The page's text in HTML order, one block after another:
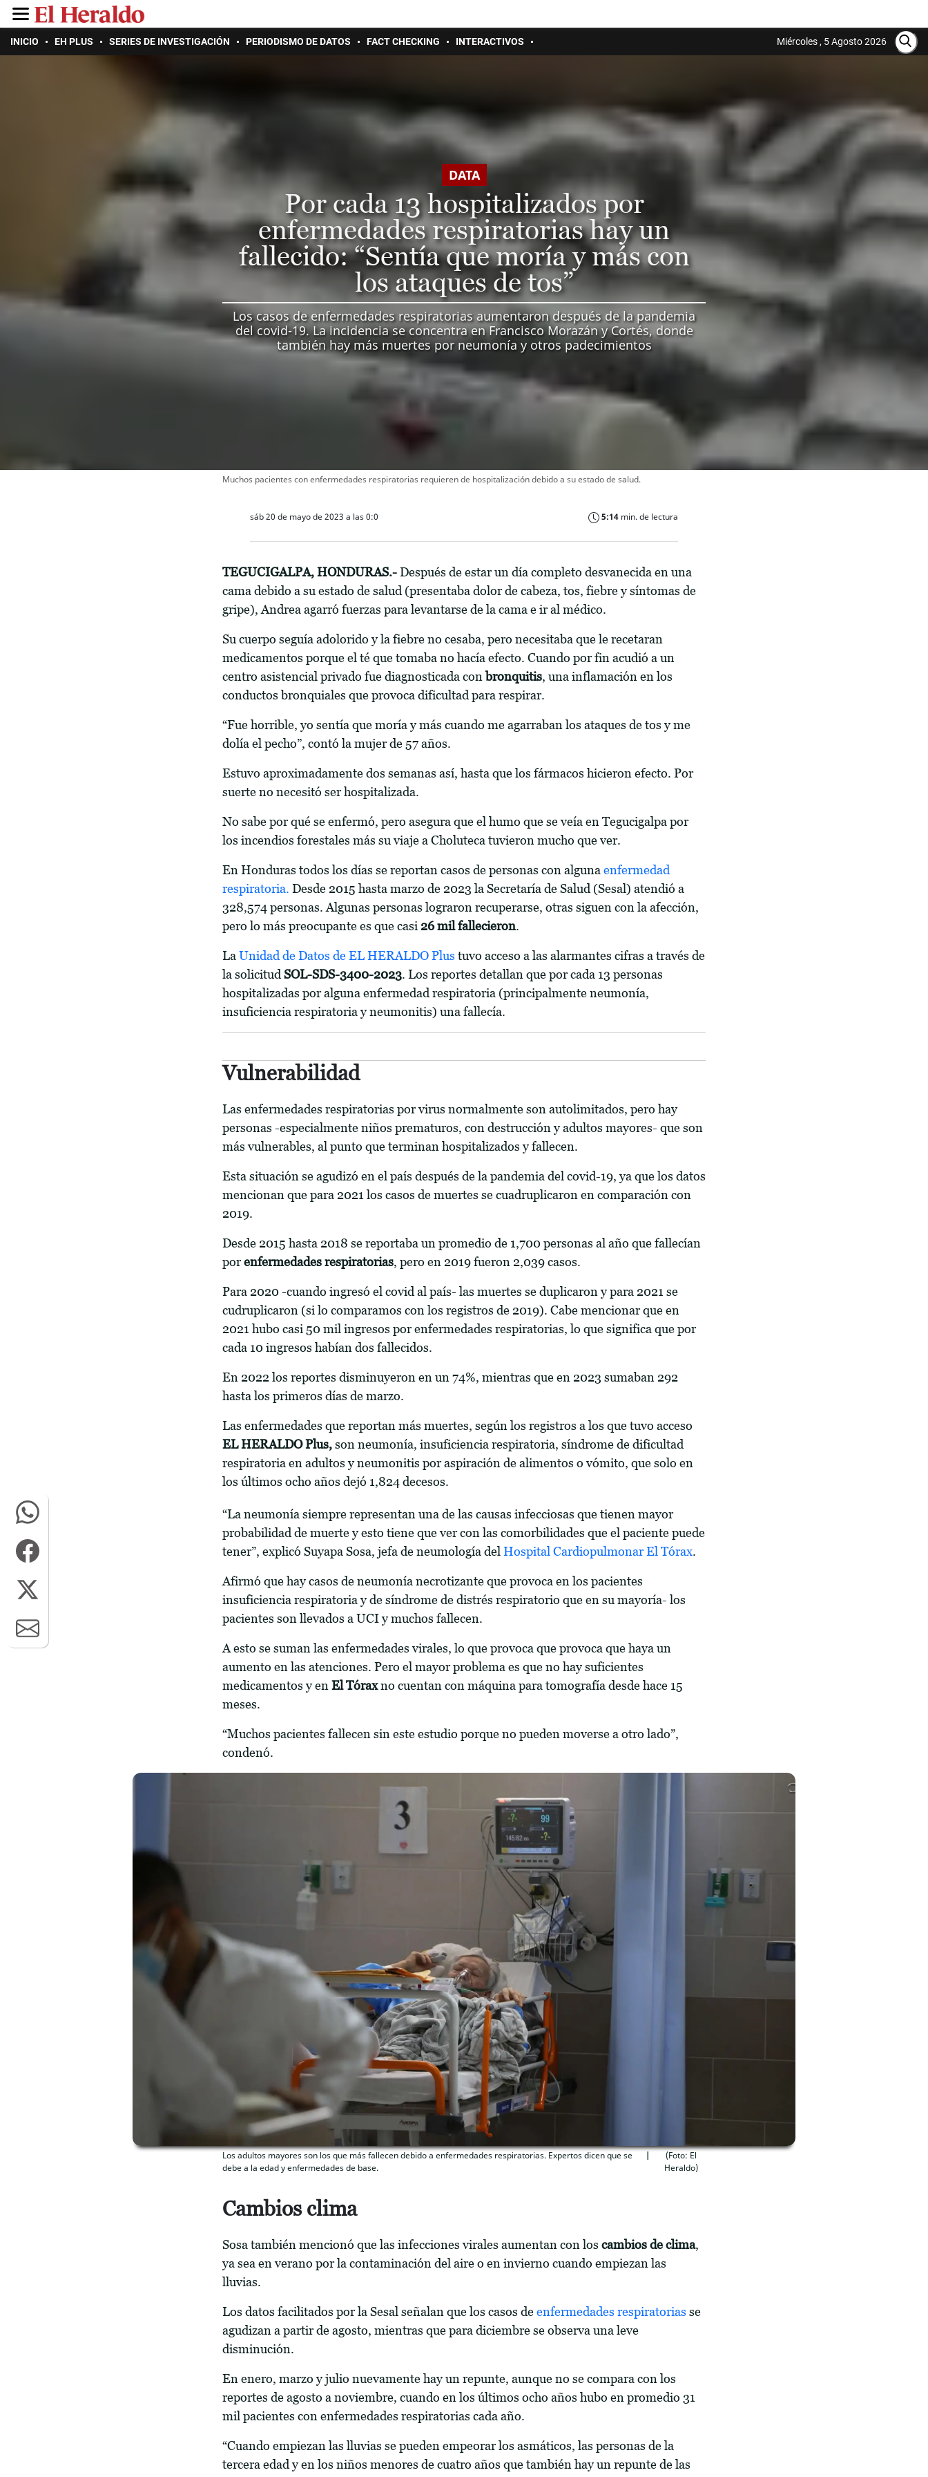
INICIO EH PLUS SERIES DE INVESTIGACIÓN PERIODISMO DE DATOS FACT CHECKING INTERACTIVOS Miércoles , 5 Agosto 2026
DATA
Por cada 13 hospitalizados por
enfermedades respiratorias hay un
fallecido: “Sentía que moría y más con
los ataques de tos”
Los casos de enfermedades respiratorias aumentaron después de la pandemia
del covid-19. La incidencia se concentra en Francisco Morazán y Cortés, donde
también hay más muertes por neumonía y otros padecimientos
Muchos pacientes con enfermedades respiratorias requieren de hospitalización debido a su estado de salud.
sáb 20 de mayo de 2023 a las 0:0 5:14 min. de lectura
TEGUCIGALPA, HONDURAS.-Después de estar un día completo desvanecida en una
cama debido a su estado de salud (presentaba dolor de cabeza, tos, fiebre y síntomas de
gripe), Andrea agarró fuerzas para levantarse de la cama e ir al médico.
Su cuerpo seguía adolorido y la fiebre no cesaba, pero necesitaba que le recetaran
medicamentos porque el té que tomaba no hacía efecto. Cuando por fin acudió a un
centro asistencial privado fue diagnosticada conbronquitis, una inflamación en los
conductos bronquiales que provoca dificultad para respirar.
“Fue horrible, yo sentía que moría y más cuando me agarraban los ataques de tos y me
dolía el pecho”, contó la mujer de 57 años.
Estuvo aproximadamente dos semanas así, hasta que los fármacos hicieron efecto. Por
suerte no necesitó ser hospitalizada.
No sabe por qué se enfermó, pero asegura que el humo que se veía en Tegucigalpa por
los incendios forestales más su viaje a Choluteca tuvieron mucho que ver.
En Honduras todos los días se reportan casos de personas con alguna enfermedad
respiratoria. Desde 2015 hasta marzo de 2023 la Secretaría de Salud (Sesal) atendió a
328,574 personas. Algunas personas lograron recuperarse, otras siguen con la afección,
pero lo más preocupante es que casi 26 mil fallecieron.
La Unidad de Datos de EL HERALDO Plus tuvo acceso a las alarmantes cifras a través de
la solicitud SOL-SDS-3400-2023. Los reportes detallan que por cada 13 personas
hospitalizadas por alguna enfermedad respiratoria (principalmente neumonía,
insuficiencia respiratoria y neumonitis) una fallecía.
Vulnerabilidad
Las enfermedades respiratorias por virus normalmente son autolimitados, pero hay
personas -especialmente niños prematuros, con destrucción y adultos mayores- que son
más vulnerables, al punto que terminan hospitalizados y fallecen.
Esta situación se agudizó en el país después de la pandemia del covid-19, ya que los datos
mencionan que para 2021 los casos de muertes se cuadruplicaron en comparación con
2019.
Desde 2015 hasta 2018 se reportaba un promedio de 1,700 personas al año que fallecían
porenfermedades respiratorias, pero en 2019 fueron 2,039 casos.
Para 2020 -cuando ingresó el covid al país- las muertes se duplicaron y para 2021 se
cudruplicaron (si lo comparamos con los registros de 2019). Cabe mencionar que en
2021 hubo casi 50 mil ingresos por enfermedades respiratorias, lo que significa que por
cada 10 ingresos habían dos fallecidos.
En 2022 los reportes disminuyeron en un 74%, mientras que en 2023 sumaban 292
hasta los primeros días de marzo.
Las enfermedades que reportan más muertes, según los registros a los que tuvo acceso
EL HERALDO Plus,son neumonía, insuficiencia respiratoria, síndrome de dificultad
respiratoria en adultos y neumonitis por aspiración de alimentos o vómito, que solo en
los últimos ocho años dejó 1,824 decesos.
“La neumonía siempre representan una de las causas infecciosas que tienen mayor
probabilidad de muerte y esto tiene que ver con las comorbilidades que el paciente puede
tener”, explicó Suyapa Sosa, jefa de neumología del Hospital Cardiopulmonar El Tórax.
Afirmó que hay casos de neumonía necrotizante que provoca en los pacientes
insuficiencia respiratoria y de síndrome de distrés respiratorio que en su mayoría- los
pacientes son llevados a UCI y muchos fallecen.
A esto se suman las enfermedades virales, lo que provoca que provoca que haya un
aumento en las atenciones. Pero el mayor problema es que no hay suficientes
medicamentos y en El Tóraxno cuentan con máquina para tomografía desde hace 15
meses.
“Muchos pacientes fallecen sin este estudio porque no pueden moverse a otro lado”,
condenó.
Los adultos mayores son los que más fallecen debido a enfermedades respiratorias. Expertos dicen que se
debe a la edad y enfermedades de base.
(Foto: El
Heraldo)
Cambios clima
Sosa también mencionó que las infecciones virales aumentan con los cambios de clima,
ya sea en verano por la contaminación del aire o en invierno cuando empiezan las
lluvias.
Los datos facilitados por la Sesal señalan que los casos deenfermedades respiratorias se
agudizan a partir de agosto, mientras que para diciembre se observa una leve
disminución.
En enero, marzo y julio nuevamente hay un repunte, aunque no se compara con los
reportes de agosto a noviembre, cuando en los últimos ocho años hubo en promedio 31
mil pacientes con enfermedades respiratorias cada año.
“Cuando empiezan las lluvias se pueden empeorar los asmáticos, las personas de la
tercera edad y en los niños menores de cuatro años que también hay un repunte de las